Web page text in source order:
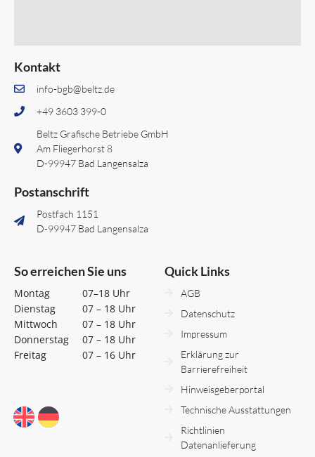
Kontakt
info-bgb@beltz.de
+49 3603 399-0
Beltz Grafische Betriebe GmbH
Am Fliegerhorst 8
D-99947 Bad Langensalza
Postanschrift
Postfach 1151
D-99947 Bad Langensalza
So erreichen Sie uns
Montag
Dienstag
Mittwoch
Donnerstag
Freitag
07–18 Uhr
07 – 18 Uhr
07 – 18 Uhr
07 – 18 Uhr
07 – 16 Uhr
Quick Links
AGB
Datenschutz
Impressum
Erklärung zur
Barrierefreiheit
Hinweisgeberportal
Technische Ausstattungen
Richtlinien
Datenanlieferung